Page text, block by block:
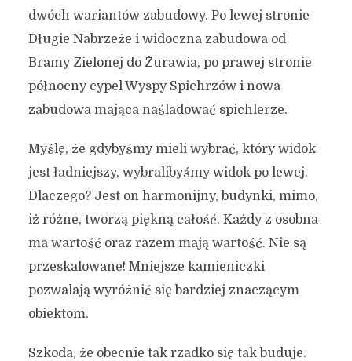
dwóch wariantów zabudowy. Po lewej stronie
Długie Nabrzeże i widoczna zabudowa od
Bramy Zielonej do Żurawia, po prawej stronie
północny cypel Wyspy Spichrzów i nowa
zabudowa mająca naśladować spichlerze.
Myślę, że gdybyśmy mieli wybrać, który widok
jest ładniejszy, wybralibyśmy widok po lewej.
Dlaczego? Jest on harmonijny, budynki, mimo,
iż różne, tworzą piękną całość. Każdy z osobna
ma wartość oraz razem mają wartość. Nie są
przeskalowane! Mniejsze kamieniczki
pozwalają wyróżnić się bardziej znaczącym
obiektom.
Szkoda, że obecnie tak rzadko się tak buduje.